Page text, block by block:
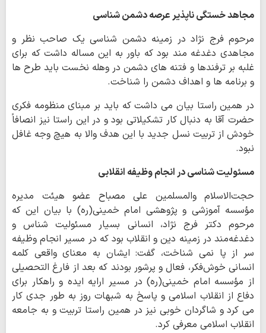
مجاهد خستگی ناپذیر عرصه دشمن شناسی
مرحوم فرج نژاد در زمینه دشمن شناسی یک صاحب نظر و
مجاهدی دغدغه مند بود که باور به این مساله داشت که برای
غلبه بر ترفندها و فتنه های دشمن در وهله نخست باید طرح ها
و برنامه ها و اهداف دشمن را شناخت.
در همین راستا بیان می داشت که باید بر مبنای منظومه فکری
حضرت آقا به دنبال کار تشکیلاتی بود و در این راستا نیز انصافاً
خودش از تربیت نسل جدید با این هدف والا به هیچ وجه غافل
نبود.
مسئولیت شناسی در انجام وظیفه انقلابی
حجت‌الاسلام والمسلمین علی مصباح عضو هیئت مدیره
مؤسسه آموزشی و پژوهشی امام خمینی(ره) با بیان این که
مرحوم دکتر فرج نژاد، انسانی بسیار مسئولیت شناس و
دغدغه‌مند در زمینه دین و انقلاب بود که در مسیر انجام وظیفه
سر از پا نمی شناخت، گفت: ایشان به معنای واقعی کلمه
انسانی خوش‌فکر، فعال و پرشور بودند که بعد از فارغ التحصیلی
از مؤسسه امام خمینی(ره) در مسیر ارایه ایده و راهکار برای
دفاع از انقلاب اسلامی و پاسخ به شبهات روز به طور جدی کار
می کرد و شاگردان خوبی نیز در همین راستا تربیت و به جامعه
انقلاب اسلامی معرفی کرد.